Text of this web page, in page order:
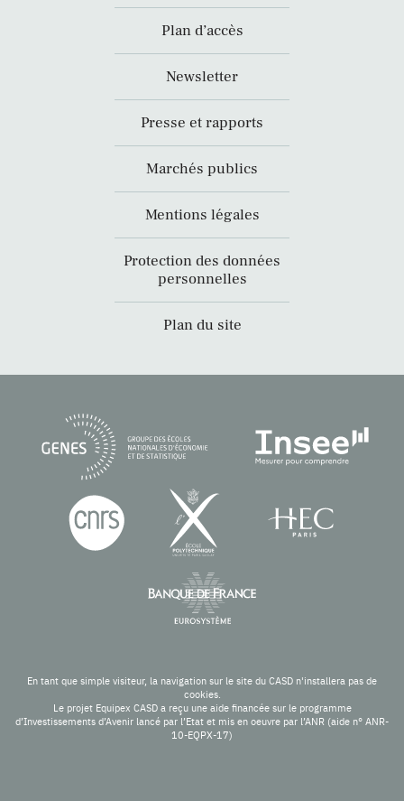
Plan d’accès
Newsletter
Presse et rapports
Marchés publics
Mentions légales
Protection des données
personnelles
Plan du site
En tant que simple visiteur, la navigation sur le site du CASD n'installera pas de
cookies.
Le projet Equipex CASD a reçu une aide financée sur le programme
d’Investissements d’Avenir lancé par l’Etat et mis en oeuvre par l’ANR (aide n° ANR-
10-EQPX-17)